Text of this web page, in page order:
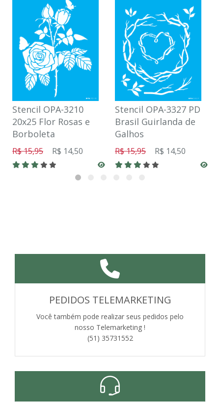
Stencil OPA-3210
20x25 Flor Rosas e
Borboleta
R$ 15,95 R$ 14,50
Stencil OPA-3327 PD
Brasil Guirlanda de
Galhos
R$ 15,95 R$ 14,50
PEDIDOS TELEMARKETING
Você também pode realizar seus pedidos pelo
nosso Telemarketing !
(51) 35731552